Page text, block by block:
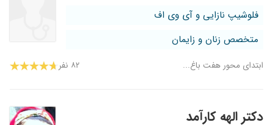
فلوشیپ نازایی و آی وی اف
متخصص زنان و زایمان
ابتدای محور هفت باغ... ۸۲ نفر
دکتر الهه کارآمد